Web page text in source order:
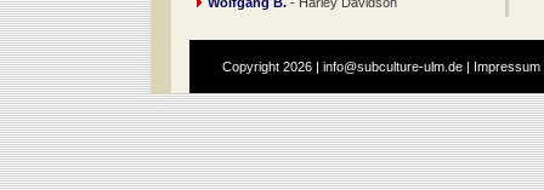
Copyright 2026 | info@subculture-ulm.de| Impressum